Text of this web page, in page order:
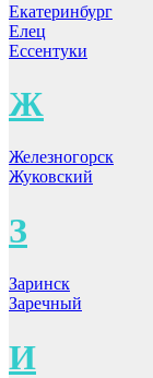
Екатеринбург
Елец
Ессентуки
Ж
Железногорск
Жуковский
З
Заринск
Заречный
И